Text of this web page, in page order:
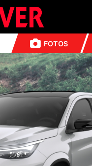
FOTOS